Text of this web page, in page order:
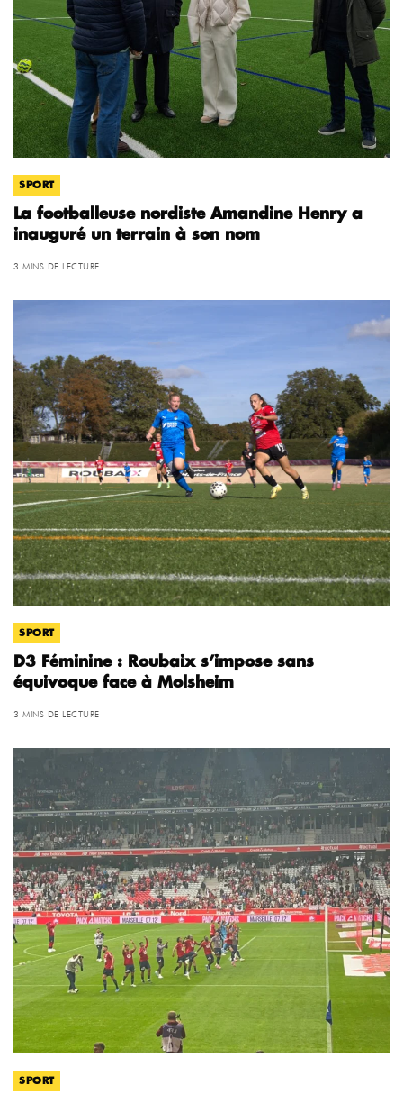
SPORT
La footballeuse nordiste Amandine Henry a
inauguré un terrain à son nom
3 MINS DE LECTURE
SPORT
D3 Féminine : Roubaix s’impose sans
équivoque face à Molsheim
3 MINS DE LECTURE
SPORT